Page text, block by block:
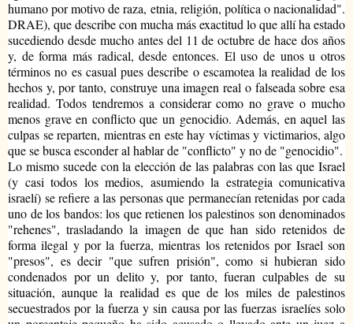
humano por motivo de raza, etnia, religión, política o nacionalidad".
DRAE), que describe con mucha más exactitud lo que allí ha estado
sucediendo desde mucho antes del 11 de octubre de hace dos años
y, de forma más radical, desde entonces. El uso de unos u otros
términos no es casual pues describe o escamotea la realidad de los
hechos y, por tanto, construye una imagen real o falseada sobre esa
realidad. Todos tendremos a considerar como no grave o mucho
menos grave en conflicto que un genocidio. Además, en aquel las
culpas se reparten, mientras en este hay víctimas y victimarios, algo
que se busca esconder al hablar de "conflicto" y no de "genocidio".
Lo mismo sucede con la elección de las palabras con las que Israel
(y casi todos los medios, asumiendo la estrategia comunicativa
israelí) se refiere a las personas que permanecían retenidas por cada
uno de los bandos: los que retienen los palestinos son denominados
"rehenes", trasladando la imagen de que han sido retenidos de
forma ilegal y por la fuerza, mientras los retenidos por Israel son
"presos", es decir "que sufren prisión", como si hubieran sido
condenados por un delito y, por tanto, fueran culpables de su
situación, aunque la realidad es que de los miles de palestinos
secuestrados por la fuerza y sin causa por las fuerzas israelíes solo